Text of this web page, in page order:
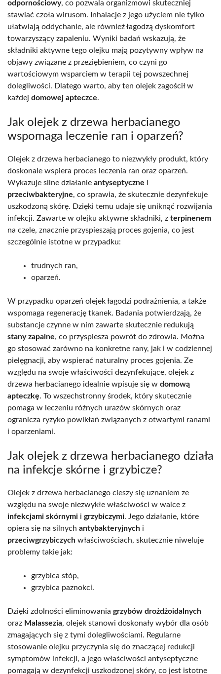
odpornościowy, co pozwala organizmowi skuteczniej
stawiać czoła wirusom. Inhalacje z jego użyciem nie tylko
ułatwiają oddychanie, ale również łagodzą dyskomfort
towarzyszący zapaleniu. Wyniki badań wskazują, że
składniki aktywne tego olejku mają pozytywny wpływ na
objawy związane z przeziębieniem, co czyni go
wartościowym wsparciem w terapii tej powszechnej
dolegliwości. Dlatego warto, aby ten olejek zagościł w
każdej domowej apteczce.
Jak olejek z drzewa herbacianego
wspomaga leczenie ran i oparzeń?
Olejek z drzewa herbacianego to niezwykły produkt, który
doskonale wspiera proces leczenia ran oraz oparzeń.
Wykazuje silne działanie antyseptyczne i
przeciwbakteryjne, co sprawia, że skutecznie dezynfekuje
uszkodzoną skórę. Dzięki temu udaje się uniknąć rozwijania
infekcji. Zawarte w olejku aktywne składniki, z terpinenem
na czele, znacznie przyspieszają proces gojenia, co jest
szczególnie istotne w przypadku:
trudnych ran,
oparzeń.
W przypadku oparzeń olejek łagodzi podrażnienia, a także
wspomaga regenerację tkanek. Badania potwierdzają, że
substancje czynne w nim zawarte skutecznie redukują
stany zapalne, co przyspiesza powrót do zdrowia. Można
go stosować zarówno na konkretne rany, jak i w codziennej
pielęgnacji, aby wspierać naturalny proces gojenia. Ze
względu na swoje właściwości dezynfekujące, olejek z
drzewa herbacianego idealnie wpisuje się w domową
apteczkę. To wszechstronny środek, który skutecznie
pomaga w leczeniu różnych urazów skórnych oraz
ogranicza ryzyko powikłań związanych z otwartymi ranami
i oparzeniami.
Jak olejek z drzewa herbacianego działa
na infekcje skórne i grzybicze?
Olejek z drzewa herbacianego cieszy się uznaniem ze
względu na swoje niezwykłe właściwości w walce z
infekcjami skórnymi i grzybiczymi. Jego działanie, które
opiera się na silnych antybakteryjnych i
przeciwgrzybiczych właściwościach, skutecznie niweluje
problemy takie jak:
grzybica stóp,
grzybica paznokci.
Dzięki zdolności eliminowania grzybów drożdżoidalnych
oraz Malassezia, olejek stanowi doskonały wybór dla osób
zmagających się z tymi dolegliwościami. Regularne
stosowanie olejku przyczynia się do znaczącej redukcji
symptomów infekcji, a jego właściwości antyseptyczne
pomagają w dezynfekcji uszkodzonej skóry, co jest istotne